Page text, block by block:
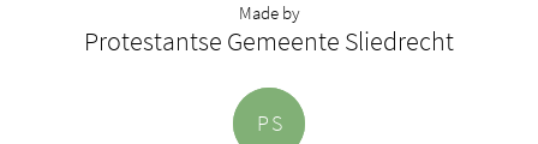
Made by
Protestantse Gemeente Sliedrecht
PS